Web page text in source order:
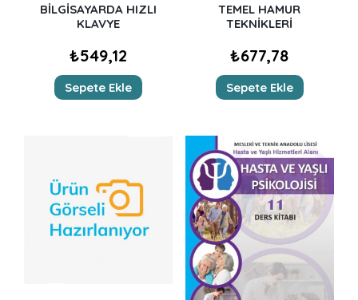
BİLGİSAYARDA HIZLI
KLAVYE
₺549,12
Sepete Ekle
TEMEL HAMUR
TEKNİKLERİ
₺677,78
Sepete Ekle